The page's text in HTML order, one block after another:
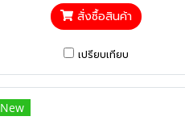
สั่งซื้อสินค้า
เปรียบเทียบ
New